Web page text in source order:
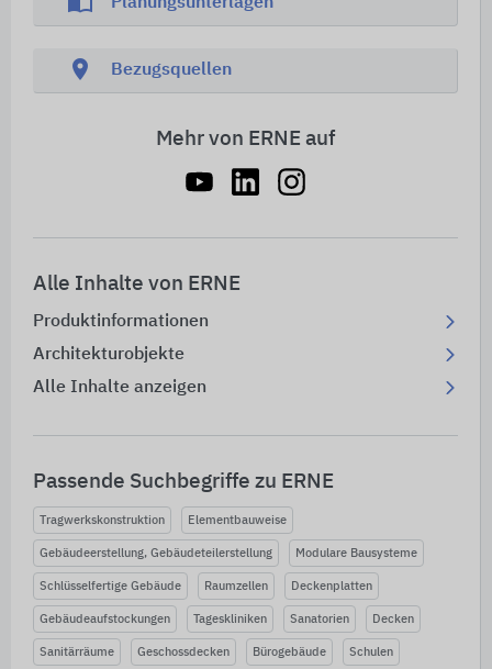
Planungsunterlagen
location_on Bezugsquellen
Mehr von ERNE auf
Alle Inhalte von ERNE
Produktinformationen
Architekturobjekte
Alle Inhalte anzeigen
Passende Suchbegriffe zu ERNE
Tragwerkskonstruktion Elementbauweise
Gebäudeerstellung, Gebäudeteilerstellung Modulare Bausysteme
Schlüsselfertige Gebäude Raumzellen Deckenplatten
Gebäudeaufstockungen Tageskliniken Sanatorien Decken
Sanitärräume Geschossdecken Bürogebäude Schulen